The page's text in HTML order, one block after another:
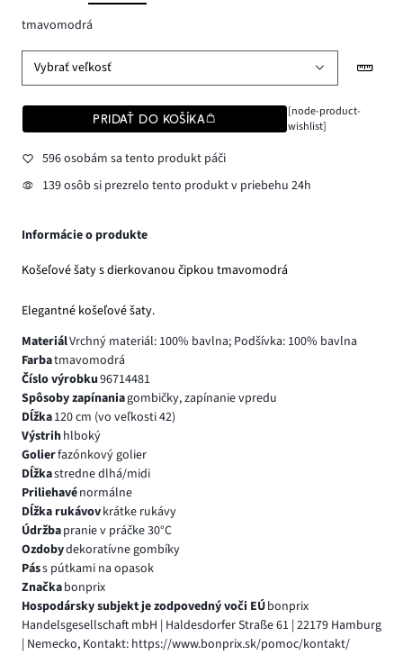
tmavomodrá
Vybrať veľkosť
PRIDAŤ DO KOŠÍKA
[node-product-
wishlist]
596 osobám sa tento produkt páči
139 osôb si prezrelo tento produkt v priebehu 24h
Informácie o produkte
Košeľové šaty s dierkovanou čipkou tmavomodrá
Elegantné košeľové šaty.
MateriálVrchný materiál: 100% bavlna; Podšívka: 100% bavlna
Farbatmavomodrá
Číslo výrobku96714481
Spôsoby zapínaniagombičky, zapínanie vpredu
Dĺžka120 cm (vo veľkosti 42)
Výstrihhlboký
Golierfazónkový golier
Dĺžkastredne dlhá/midi
Priliehavénormálne
Dĺžka rukávovkrátke rukávy
Údržbapranie v práčke 30°C
Ozdobydekoratívne gombíky
Páss pútkami na opasok
Značkabonprix
Hospodársky subjekt je zodpovedný voči EÚbonprix
Handelsgesellschaft mbH | Haldesdorfer Straße 61 | 22179 Hamburg
| Nemecko, Kontakt: https://www.bonprix.sk/pomoc/kontakt/